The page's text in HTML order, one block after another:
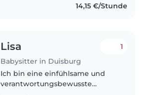
end of DecemberIch..14,15 €/Stunde
Lisa
Babysitter in Duisburg
1
Ich bin eine einfühlsame und
verantwortungsbewusste